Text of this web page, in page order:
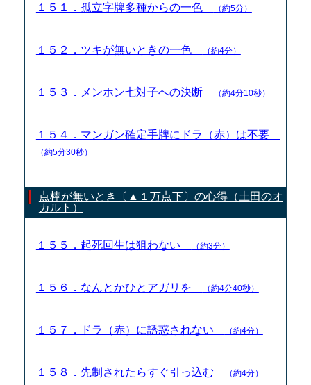
１５１．孤立字牌多種からの一色 （約5分）
１５２．ツキが無いときの一色 （約4分）
１５３．メンホン七対子への決断 （約4分10秒）
１５４．マンガン確定手牌にドラ（赤）は不要
（約5分30秒）
点棒が無いとき〔▲１万点下〕の心得（土田のオ
カルト）
１５５．起死回生は狙わない （約3分）
１５６．なんとかひとアガリを （約4分40秒）
１５７．ドラ（赤）に誘惑されない （約4分）
１５８．先制されたらすぐ引っ込む （約4分）